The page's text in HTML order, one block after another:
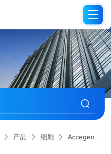
产品 细胞 Accegen大鼠脾细胞CD8+T细胞